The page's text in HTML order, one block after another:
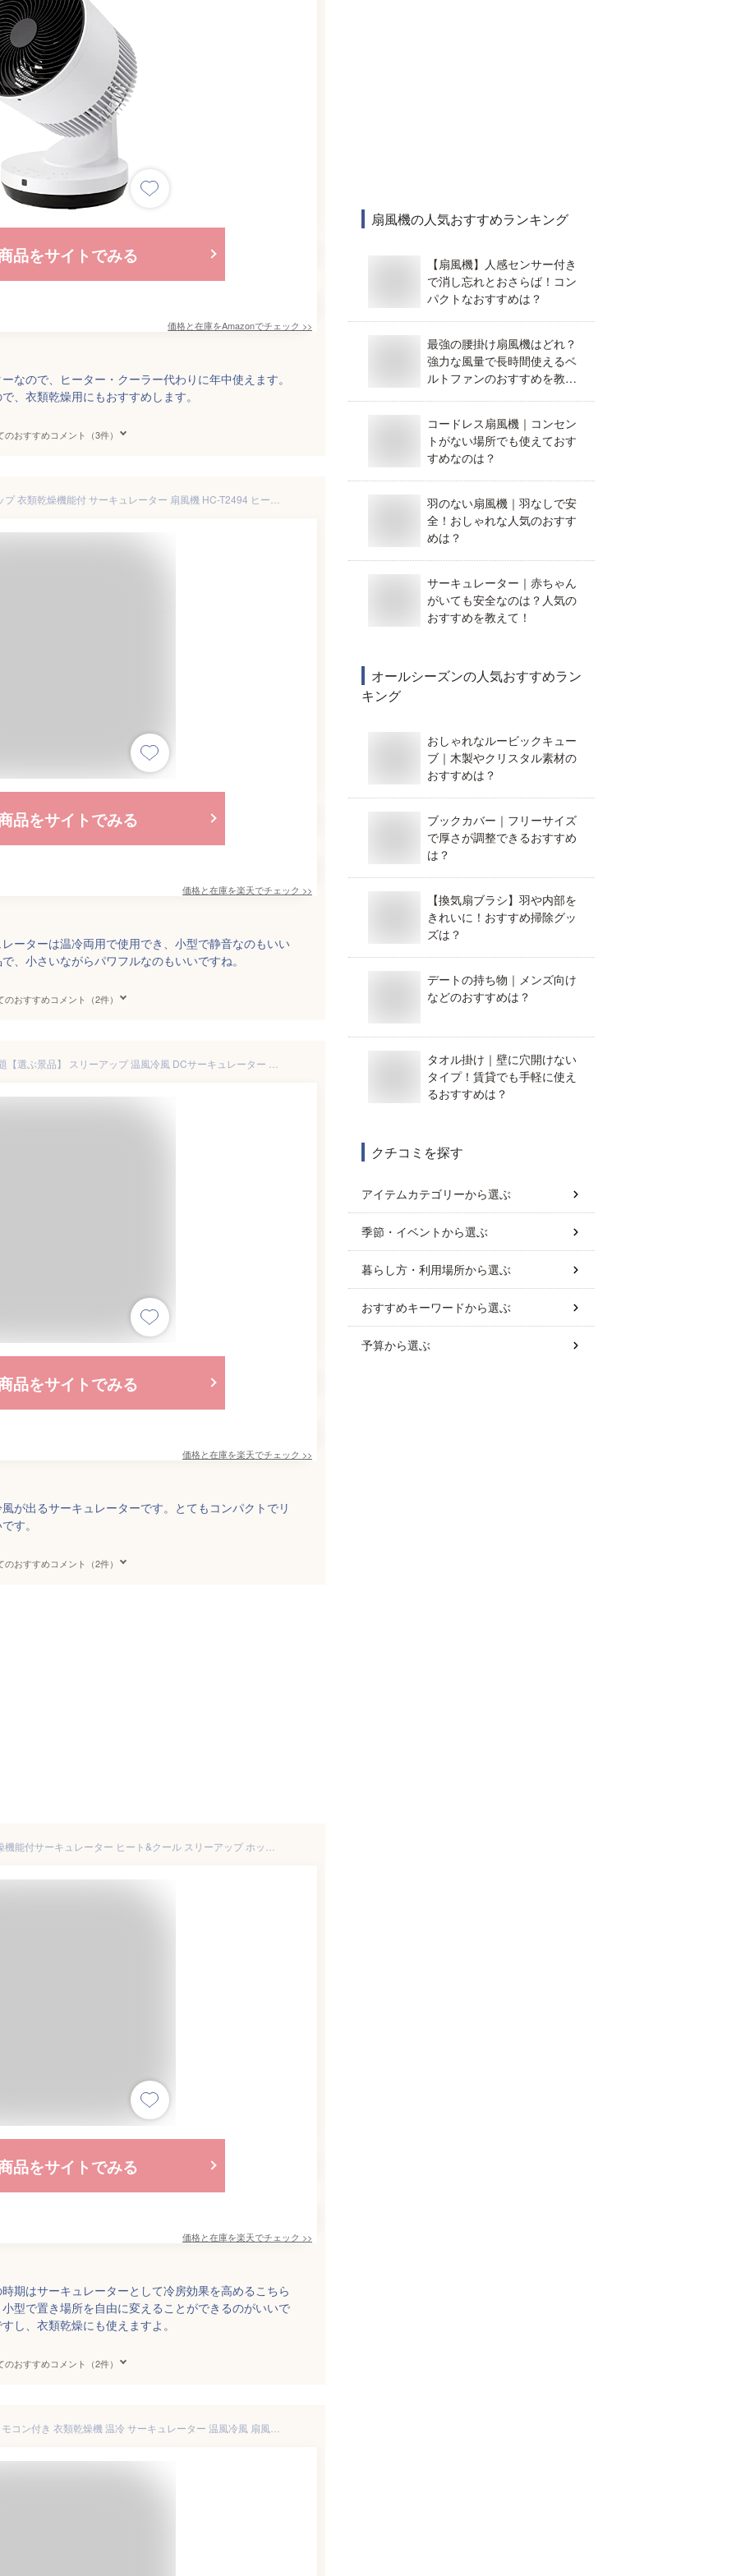
品をサイトでみる
価格と在庫をAmazonでチェック >>
なので、ヒーター・クーラー代わりに年中使えます。
、衣類乾燥用にもおすすめします。
のおすすめコメント（3件）
品をサイトでみる
価格と在庫を楽天でチェック >>
ーターは温冷両用で使用でき、小型で静音なのもいい
、小さいながらパワフルなのもいいですね。
のおすすめコメント（2件）
品をサイトでみる
価格と在庫を楽天でチェック >>
が出るサーキュレーターです。とてもコンパクトでリ
す。
のおすすめコメント（2件）
品をサイトでみる
価格と在庫を楽天でチェック >>
期はサーキュレーターとして冷房効果を高めるこちら
型で置き場所を自由に変えることができるのがいいで
し、衣類乾燥にも使えますよ。
のおすすめコメント（2件）
扇風機の人気おすすめランキング
【扇風機】人感センサー付き
で消し忘れとおさらば！コン
パクトなおすすめは？
最強の腰掛け扇風機はどれ？
強力な風量で長時間使えるベ
ルトファンのおすすめを教え
コードレス扇風機｜コンセン
トがない場所でも使えておす
すめなのは？
羽のない扇風機｜羽なしで安
全！おしゃれな人気のおすす
めは？
サーキュレーター｜赤ちゃん
がいても安全なのは？人気の
おすすめを教えて！
オールシーズンの人気おすすめラン
キング
おしゃれなルービックキュー
ブ｜木製やクリスタル素材の
おすすめは？
ブックカバー｜フリーサイズ
で厚さが調整できるおすすめ
は？
【換気扇ブラシ】羽や内部を
きれいに！おすすめ掃除グッ
ズは？
デートの持ち物｜メンズ向け
などのおすすめは？
タオル掛け｜壁に穴開けない
タイプ！賃貸でも手軽に使え
るおすすめは？
クチコミを探す
アイテムカテゴリーから選ぶ
季節・イベントから選ぶ
暮らし方・利用場所から選ぶ
おすすめキーワードから選ぶ
予算から選ぶ